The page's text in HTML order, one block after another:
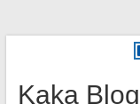
Kaka Blog